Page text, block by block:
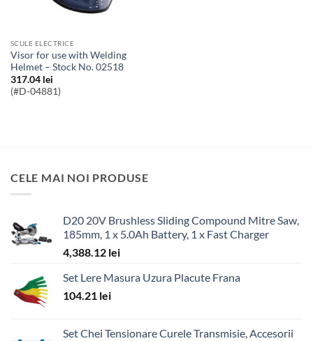
SCULE ELECTRICE
Visor for use with Welding
Helmet – Stock No. 02518
317.04 lei
(#D-04881)
CELE MAI NOI PRODUSE
D20 20V Brushless Sliding Compound Mitre Saw,
185mm, 1 x 5.0Ah Battery, 1 x Fast Charger
4,388.12 lei
Set Lere Masura Uzura Placute Frana
104.21 lei
Set Chei Tensionare Curele Transmisie, Accesorii